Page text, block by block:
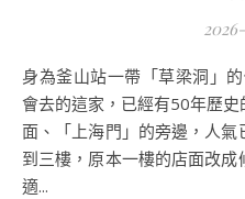
身為釜山站一帶「草梁洞」的偽里長XD，我們在地住民常常
會去的這家，已經有50年歷
面、「上海門」的旁邊，人
到三樓，原本一樓的店面改
適...